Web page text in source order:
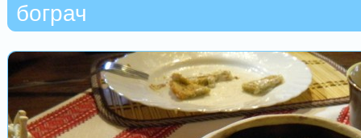
бограч